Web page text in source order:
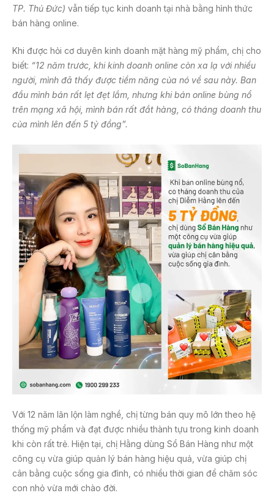
TP. Thủ Đức) vẫn tiếp tục kinh doanh tại nhà bằng hình thức
bán hàng online.
Khi được hỏi cơ duyên kinh doanh mặt hàng mỹ phẩm, chị cho
biết: “12 năm trước, khi kinh doanh online còn xa lạ với nhiều
người, mình đã thấy được tiềm năng của nó về sau này. Ban
đầu mình bán rất lẹt đẹt lắm, nhưng khi bán online bùng nổ
trên mạng xã hội, mình bán rất đắt hàng, có tháng doanh thu
của mình lên đến 5 tỷ đồng”.
Với 12 năm lăn lộn làm nghề, chị từng bán quy mô lớn theo hệ
thống mỹ phẩm và đạt được nhiều thành tựu trong kinh doanh
khi còn rất trẻ. Hiện tại, chị Hằng dùng Sổ Bán Hàng như một
công cụ vừa giúp quản lý bán hàng hiệu quả, vừa giúp chị
cân bằng cuộc sống gia đình, có nhiều thời gian để chăm sóc
con nhỏ vừa mới chào đời.